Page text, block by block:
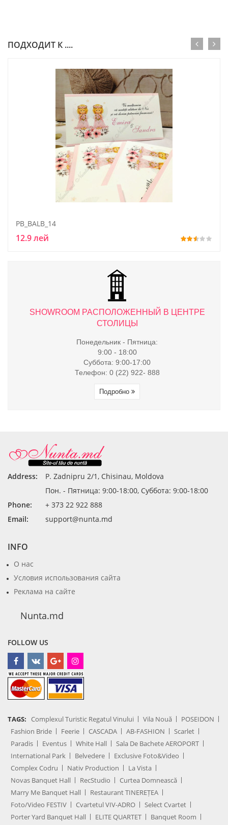
ПОДХОДИТ К ....
PB_BALB_14
12.9 лей
SHOWROOM РАСПОЛОЖЕННЫЙ В ЦЕНТРЕ
СТОЛИЦЫ
Понедельник - Пятница:
9:00 - 18:00
Суббота: 9:00-17:00
Телефон: 0 (22) 922- 888
Подробно
Address:
P. Zadnipru 2/1, Chisinau, Moldova
Пон. - Пятница: 9:00-18:00, Суббота: 9:00-18:00
Phone:
+ 373 22 922 888
Email:
support@nunta.md
INFO
О нас
Условия использования сайта
Реклама на сайте
Nunta.md
FOLLOW US
TAGS: Complexul Turistic Regatul Vinului Vila Nouă
POSEIDON
Fashion Bride
Feerie CASCADA AB-FASHION
Scarlet
Paradis
Eventus White Hall
Sala De Bachete AEROPORT
International Park
Belvedere
Exclusive Foto&Video
Complex Codru
Nativ Production
La Vista
Novas Banquet Hall
RecStudio
Curtea Domnească
Marry Me Banquet Hall
Restaurant TINEREȚEA
Foto/Video FESTIV
Cvartetul VIV-ADRO
Select Cvartet
Porter Yard Banquet Hall
ELITE QUARTET
Banquet Room